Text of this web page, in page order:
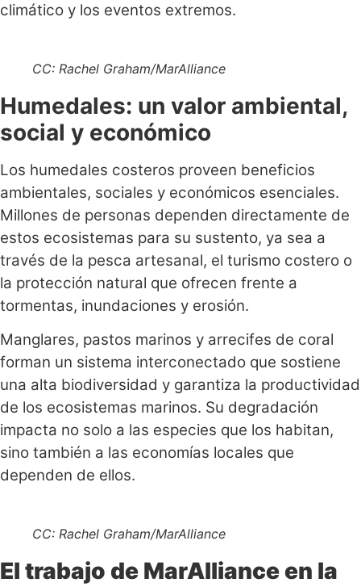
climático y los eventos extremos.
CC: Rachel Graham/MarAlliance
Humedales: un valor ambiental,
social y económico
Los humedales costeros proveen beneficios
ambientales, sociales y económicos esenciales.
Millones de personas dependen directamente de
estos ecosistemas para su sustento, ya sea a
través de la pesca artesanal, el turismo costero o
la protección natural que ofrecen frente a
tormentas, inundaciones y erosión.
Manglares, pastos marinos y arrecifes de coral
forman un sistema interconectado que sostiene
una alta biodiversidad y garantiza la productividad
de los ecosistemas marinos. Su degradación
impacta no solo a las especies que los habitan,
sino también a las economías locales que
dependen de ellos.
CC: Rachel Graham/MarAlliance
El trabajo de MarAlliance en la